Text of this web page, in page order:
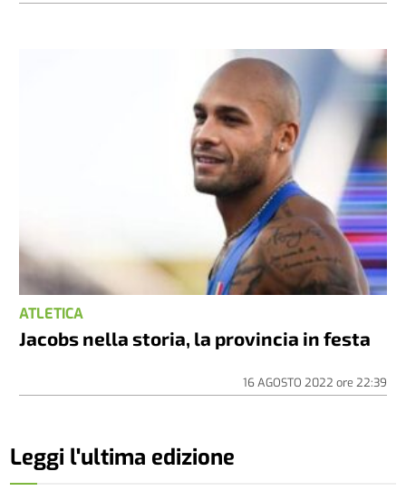
ATLETICA
Jacobs nella storia, la provincia in festa
16 AGOSTO 2022 ore 22:39
Leggi l'ultima edizione